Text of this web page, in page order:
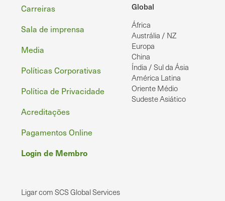
Global
África
Austrália / NZ
Europa
China
Índia / Sul da Ásia
América Latina
Oriente Médio
Sudeste Asiático
Rodapé
Carreiras
Sala de imprensa
Media
Políticas Corporativas
Política de Privacidade
Acreditações
Pagamentos Online
Login de Membro
Ligar com SCS Global Services